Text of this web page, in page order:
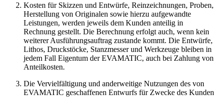
Kosten für Skizzen und Entwürfe, Reinzeichnungen, Proben,
Herstellung von Originalen sowie hierzu aufgewandte
Leistungen, werden jeweils dem Kunden anteilig in
Rechnung gestellt. Die Berechnung erfolgt auch, wenn kein
weiterer Ausführungsauftrag zustande kommt. Die Entwürfe,
Lithos, Druckstöcke, Stanzmesser und Werkzeuge bleiben in
jedem Fall Eigentum der EVAMATIC, auch bei Zahlung von
Anteilkosten.
Die Vervielfältigung und anderweitige Nutzungen des von
EVAMATIC geschaffenen Entwurfs für Zwecke des Kunden